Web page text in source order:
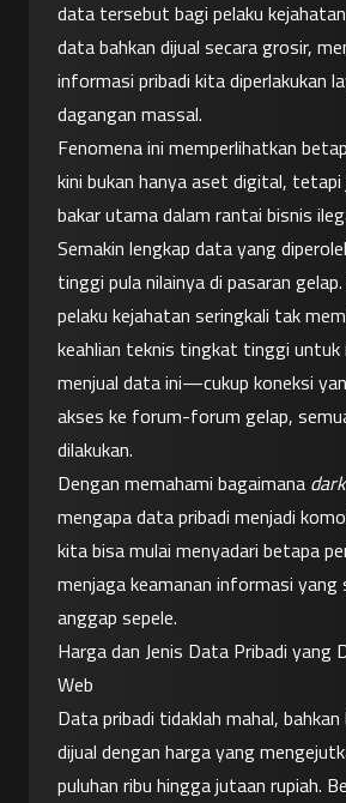
data tersebut bagi pelaku
data bahkan dijual secara grosir,
informasi pribadi kita diperlakukan
dagangan massal.
Fenomena ini memperlihatkan
kini bukan hanya aset digital, tetapi
bakar utama dalam rantai bisnis
Semakin lengkap data yang
tinggi pula nilainya di pasaran
pelaku kejahatan seringkali tak
keahlian teknis tingkat tinggi untuk
menjual data ini—cukup koneksi
akses ke forum-forum gelap,
dilakukan.
Dengan memahami bagaimana
mengapa data pribadi menjadi
kita bisa mulai menyadari betapa
menjaga keamanan informasi yang
anggap sepele.
Harga dan Jenis Data Pribadi yang
Web
Data pribadi tidaklah mahal, bahkan
dijual dengan harga yang
puluhan ribu hingga jutaan rupiah.